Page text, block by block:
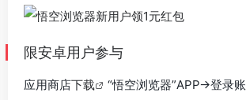
限安卓用户参与
应用商店下载
“悟空浏览器”APP->登录